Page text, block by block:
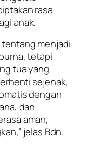
rasa
anak.
tentang menjadi
tetapi
tua yang
sejenak,
dengan
dan
aman,
jelas Bdn.